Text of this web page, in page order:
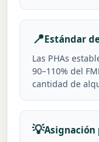
📍Estándar
Las PHAs
90–110% del
cantidad de
💡Asignación